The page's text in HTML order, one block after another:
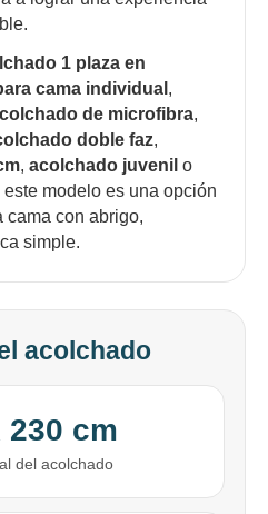
1 plaza en
cama individual ,
de microfibra,
doble faz,
, acolchado juvenil o
este modelo es una opción
cama con abrigo,
simple.
acolchado
230 cm
del acolchado
y Pagá
hasta en 12
tocar tu
crédito
más ágil de
sin recargo o hasta en
con tu cédula!
crediticia.
para comprar con
Después:
comprar usando Pago
en las cuotas que
El monto disponible
oferta, lamentamos
por cualquier duda
mal!